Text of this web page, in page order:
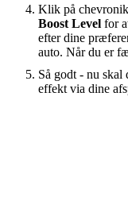
Klik på
Boost Level for
efter dine
auto. Når du er
Så godt - nu skal
effekt via dine